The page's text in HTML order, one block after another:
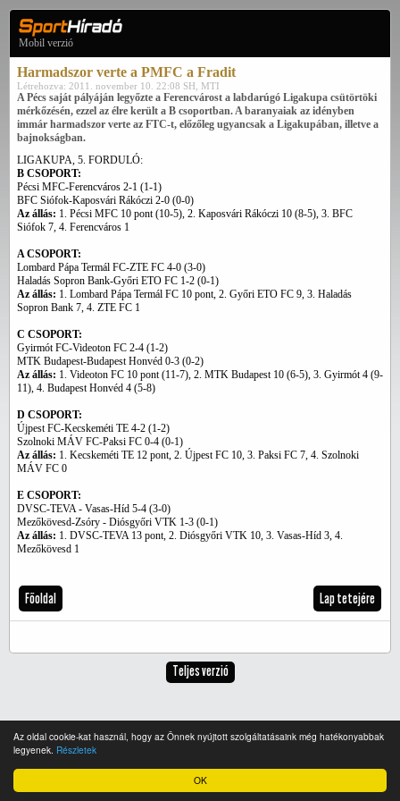
OK
Az oldal cookie-kat használ, hogy az Önnek nyújtott szolgáltatásaink még hatékonyabbak
legyenek. Részletek
Mobil verzió
Harmadszor verte a PMFC a Fradit
Létrehozva: 2011. november 10. 22:08 SH, MTI
A Pécs saját pályáján legyőzte a Ferencvárost a labdarúgó Ligakupa csütörtöki
mérkőzésén, ezzel az élre került a B csoportban. A baranyaiak az idényben
immár harmadszor verte az FTC-t, előzőleg ugyancsak a Ligakupában, illetve a
bajnokságban.
LIGAKUPA, 5. FORDULÓ:
B CSOPORT:
Pécsi MFC-Ferencváros 2-1 (1-1)
BFC Siófok-Kaposvári Rákóczi 2-0 (0-0)
Az állás: 1. Pécsi MFC 10 pont (10-5), 2. Kaposvári Rákóczi 10 (8-5), 3. BFC
Siófok 7, 4. Ferencváros 1
A CSOPORT:
Lombard Pápa Termál FC-ZTE FC 4-0 (3-0)
Haladás Sopron Bank-Győri ETO FC 1-2 (0-1)
Az állás: 1. Lombard Pápa Termál FC 10 pont, 2. Győri ETO FC 9, 3. Haladás
Sopron Bank 7, 4. ZTE FC 1
C CSOPORT:
Gyirmót FC-Videoton FC 2-4 (1-2)
MTK Budapest-Budapest Honvéd 0-3 (0-2)
Az állás: 1. Videoton FC 10 pont (11-7), 2. MTK Budapest 10 (6-5), 3. Gyirmót 4 (9-
11), 4. Budapest Honvéd 4 (5-8)
D CSOPORT:
Újpest FC-Kecskeméti TE 4-2 (1-2)
Szolnoki MÁV FC-Paksi FC 0-4 (0-1)
Az állás: 1. Kecskeméti TE 12 pont, 2. Újpest FC 10, 3. Paksi FC 7, 4. Szolnoki
MÁV FC 0
E CSOPORT:
DVSC-TEVA - Vasas-Híd 5-4 (3-0)
Mezőkövesd-Zsóry - Diósgyőri VTK 1-3 (0-1)
Az állás: 1. DVSC-TEVA 13 pont, 2. Diósgyőri VTK 10, 3. Vasas-Híd 3, 4.
Mezőkövesd 1
Főoldal Lap tetejére
Teljes verzió